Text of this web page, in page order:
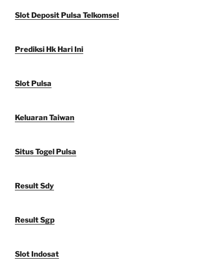
Slot Deposit Pulsa Telkomsel
Prediksi Hk Hari Ini
Slot Pulsa
Keluaran Taiwan
Situs Togel Pulsa
Result Sdy
Result Sgp
Slot Indosat